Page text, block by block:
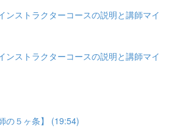
ンストラクターコースの説明と講師マイ
ンストラクターコースの説明と講師マイ
の５ヶ条】 (19:54)